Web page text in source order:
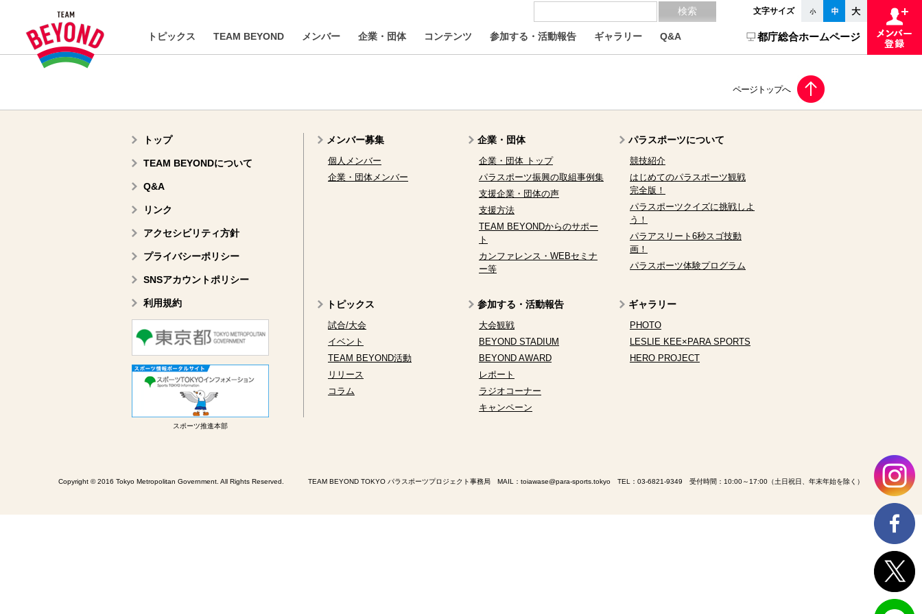
文字サイズ
トピックス TEAM BEYOND メンバー 企業・団体 コンテンツ 参加する・活動報告 ギャラリー Q&A 都庁総合ホームページ
トップ
TEAM BEYONDについて
Q&A
リンク
アクセシビリティ方針
プライバシーポリシー
SNSアカウントポリシー
利用規約
スポーツ推進本部
メンバー募集
個人メンバー
企業・団体メンバー
企業・団体
企業・団体 トップ
パラスポーツ振興の取組事例集
支援企業・団体の声
支援方法
TEAM BEYONDからのサポー
ト
カンファレンス・WEBセミナ
ー等
パラスポーツについて
競技紹介
はじめてのパラスポーツ観戦
完全版！
パラスポーツクイズに挑戦しよ
う！
パラアスリート6秒スゴ技動
画！
パラスポーツ体験プログラム
トピックス
試合/大会
イベント
TEAM BEYOND活動
リリース
コラム
参加する・活動報告
大会観戦
BEYOND STADIUM
BEYOND AWARD
レポート
ラジオコーナー
キャンペーン
ギャラリー
PHOTO
LESLIE KEE×PARA SPORTS
HERO PROJECT
Copyright © 2016 Tokyo Metropolitan Government. All Rights Reserved. TEAM BEYOND TOKYO パラスポーツプロジェクト事務局 MAIL： toiawase@para-sports.tokyo TEL： 03-6821-9349 受付時間：10:00～17:00（土日祝日、年末年始を除く）